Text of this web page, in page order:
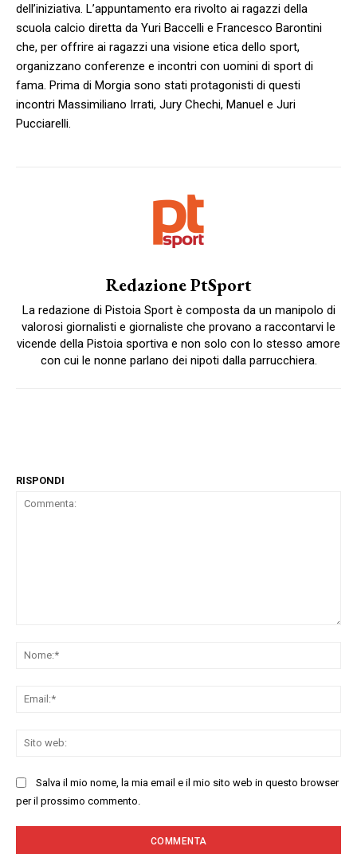
dell’iniziativa. L’appuntamento era rivolto ai ragazzi della
scuola calcio diretta da Yuri Baccelli e Francesco Barontini
che, per offrire ai ragazzi una visione etica dello sport,
organizzano conferenze e incontri con uomini di sport di
fama. Prima di Morgia sono stati protagonisti di questi
incontri Massimiliano Irrati, Jury Chechi, Manuel e Juri
Pucciarelli.
Redazione PtSport
La redazione di Pistoia Sport è composta da un manipolo di
valorosi giornalisti e giornaliste che provano a raccontarvi le
vicende della Pistoia sportiva e non solo con lo stesso amore
con cui le nonne parlano dei nipoti dalla parrucchiera.
RISPONDI
Salva il mio nome, la mia email e il mio sito web in questo browser
per il prossimo commento.